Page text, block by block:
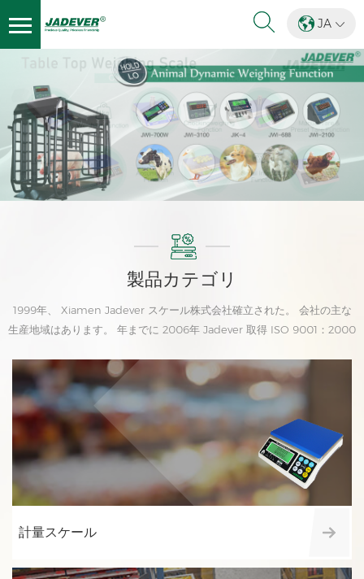
JA
製品カテゴリ
1999年、 Xiamen Jadever スケール株式会社確立された。 会社の主な
生産地域はあります。 年までに 2006年 Jadever 取得 ISO 9001：2000
計量スケール